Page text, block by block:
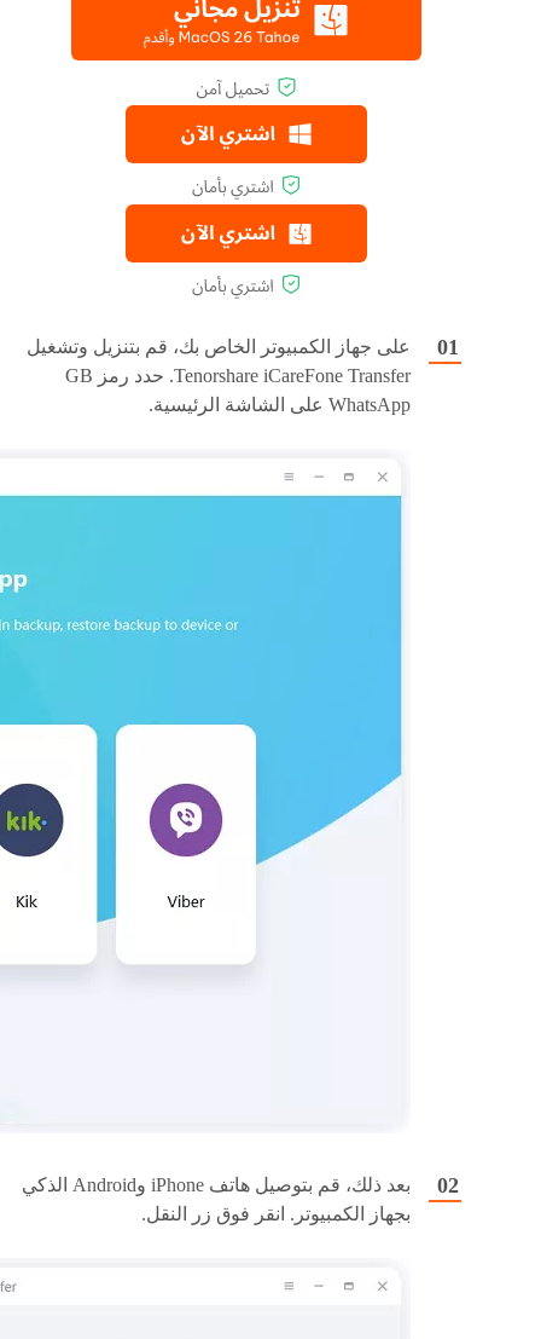
على جهاز الكمبيوتر الخاص بك، قم بتنزيل وتشغيل
Tenorshare iCareFone Transfer. حدد رمز GB
WhatsApp على الشاشة الرئيسية.
بعد ذلك، قم بتوصيل هاتف iPhone وAndroid الذكي
بجهاز الكمبيوتر. انقر فوق زر النقل.